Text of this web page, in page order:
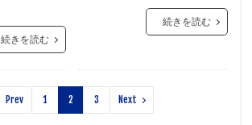
続きを読む
続きを読む
Prev 1 2 3 Next